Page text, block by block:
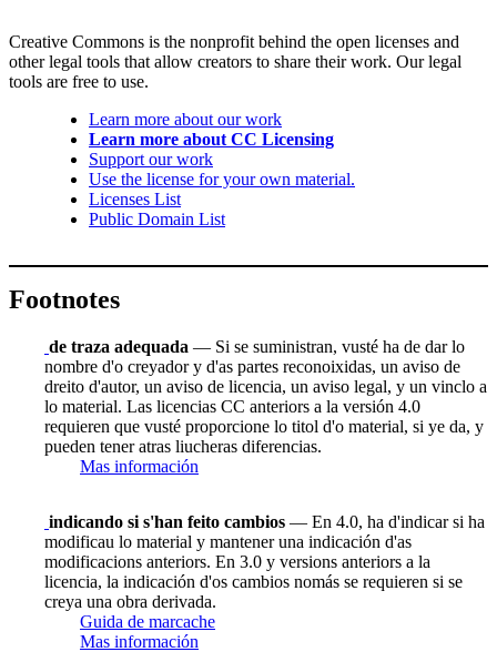
Creative Commons is the nonprofit behind the open licenses and
other legal tools that allow creators to share their work. Our legal
tools are free to use.
Learn more about our work
Learn more about CC Licensing
Support our work
Use the license for your own material.
Licenses List
Public Domain List
Footnotes
de traza adequada — Si se suministran, vusté ha de dar lo
nombre d'o creyador y d'as partes reconoixidas, un aviso de
dreito d'autor, un aviso de licencia, un aviso legal, y un vinclo a
lo material. Las licencias CC anteriors a la versión 4.0
requieren que vusté proporcione lo titol d'o material, si ye da, y
pueden tener atras liucheras diferencias.
Mas información
indicando si s'han feito cambios — En 4.0, ha d'indicar si ha
modificau lo material y mantener una indicación d'as
modificacions anteriors. En 3.0 y versions anteriors a la
licencia, la indicación d'os cambios nomás se requieren si se
creya una obra derivada.
Guida de marcache
Mas información